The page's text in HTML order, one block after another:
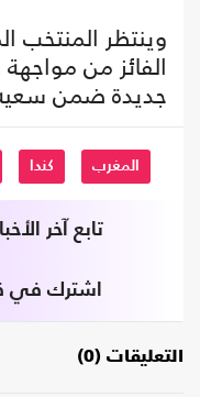
وينتظر المنتخب
الفائز من
جديدة ضمن سعيه
المغرب كندا
تابع آخر
اشترك في
التعليقات (0)